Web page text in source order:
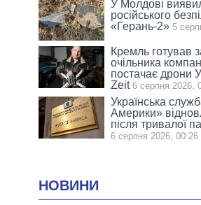
У Молдові
російського
«Герань-2» 5
Кремль готував
очільника
постачає дрони
Zeit 6 серпня 2026,
Українська
Америки»
після тривалої
6 серпня 2026, 00:26
НОВИНИ